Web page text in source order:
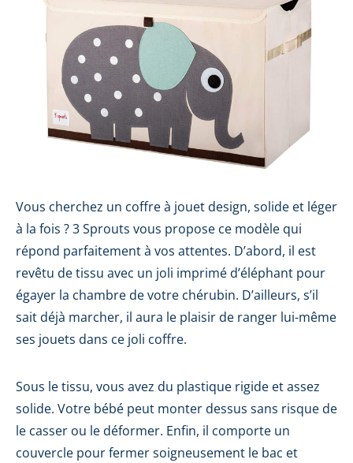
Vous cherchez un coffre à jouet design, solide et léger
à la fois ? 3 Sprouts vous propose ce modèle qui
répond parfaitement à vos attentes. D’abord, il est
revêtu de tissu avec un joli imprimé d’éléphant pour
égayer la chambre de votre chérubin. D’ailleurs, s’il
sait déjà marcher, il aura le plaisir de ranger lui-même
ses jouets dans ce joli coffre.
Sous le tissu, vous avez du plastique rigide et assez
solide. Votre bébé peut monter dessus sans risque de
le casser ou le déformer. Enfin, il comporte un
couvercle pour fermer soigneusement le bac et